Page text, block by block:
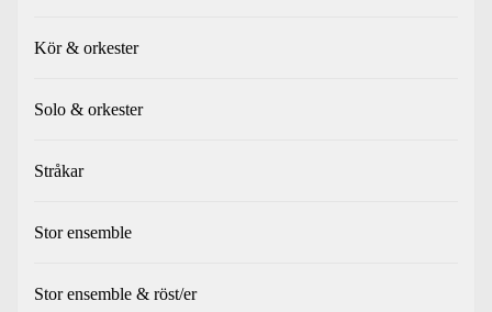
Kör & orkester
Solo & orkester
Stråkar
Stor ensemble
Stor ensemble & röst/er